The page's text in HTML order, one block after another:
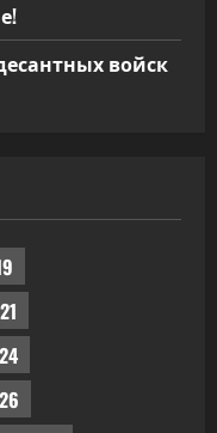
войск